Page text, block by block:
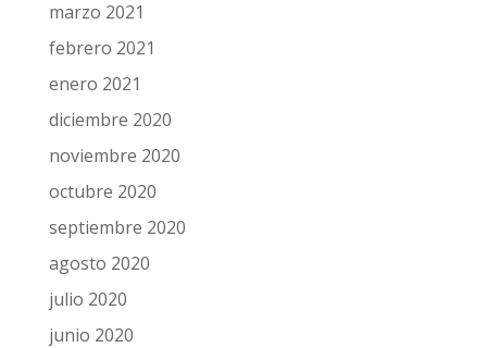
marzo 2021
febrero 2021
enero 2021
diciembre 2020
noviembre 2020
octubre 2020
septiembre 2020
agosto 2020
julio 2020
junio 2020